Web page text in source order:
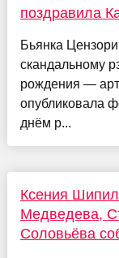
поздравила
Бьянка
скандальному
рождения —
опубликовала
днём р...
Ксения
Медведева,
Соловьёва